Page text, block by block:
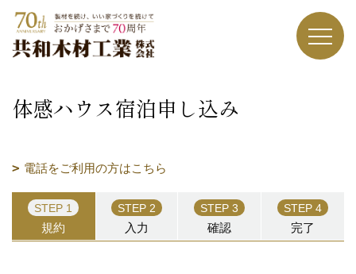
体感ハウス宿泊申し込み
電話をご利用の方はこちら
STEP 1
規約
STEP 2
入力
STEP 3
確認
STEP 4
完了